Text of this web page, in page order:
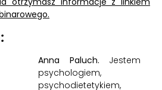
Anna Paluch. Jestem
psychologiem,
psychodietetykiem,